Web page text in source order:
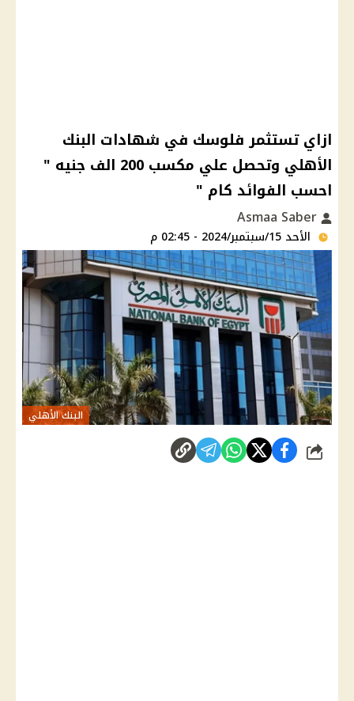
ازاي تستثمر فلوسك في شهادات البنك
الأهلي وتحصل علي مكسب 200 الف جنيه "
احسب الفوائد كام "
الأحد 15/سبتمبر/2024 - 02:45 م
البنك الأهلي
شارك